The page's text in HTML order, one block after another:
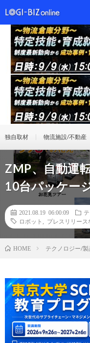
独自取材 物流施設/不動産
ZMP、自動運
10台パッケー
2021.08.19 06:00:09
ロボット
プレスリリース
HOME テクノロジー/製